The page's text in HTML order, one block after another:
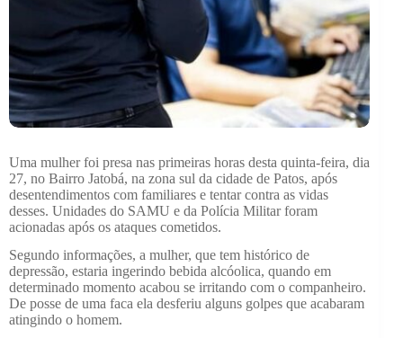
Uma mulher foi presa nas primeiras horas desta quinta-feira, dia
27, no Bairro Jatobá, na zona sul da cidade de Patos, após
desentendimentos com familiares e tentar contra as vidas
desses. Unidades do SAMU e da Polícia Militar foram
acionadas após os ataques cometidos.
Segundo informações, a mulher, que tem histórico de
depressão, estaria ingerindo bebida alcóolica, quando em
determinado momento acabou se irritando com o companheiro.
De posse de uma faca ela desferiu alguns golpes que acabaram
atingindo o homem.